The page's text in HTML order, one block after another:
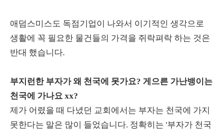
애덤스미스도 독점기업이 나와서 이기적인 생각으로
생활에 꼭 필요한 물건들의 가격을 쥐락펴락 하는 것은
반대 했습니다.
부지런한 부자가 왜 천국에 못가요? 게으른 가난뱅이는
천국에 가나요 xx?
제가 어렸을 때 다녔던 교회에서는 부자는 천국에 가지
못한다는 말은 많이 들었습니다. 정확히는 '부자가 천국